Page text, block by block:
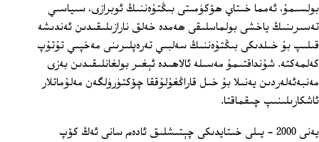
بولسىمۇ، ئەمما خىتاي ھۆكۈمىتى بىڭتۇەننىڭ ئوبرازى، سىياسىي
تەسىرىنىڭ ياخشى بولماسلىقى ھەمدە خەلق نارازىلىقىدىن ئەندىشە
قىلىپ بۇ خىلدىكى بىڭتۇەننىڭ سەلبىي تەرەپلىرىنى مەخپىي تۇتۇپ
كەلمەكتە. شۇنداقتىمۇ مەسىلە ئالاھىدە ئېغىر بولغانلىقىدىن بەزى
مەنبەئەلەردىن يەنىلا بۇ خىل قاراڭغۇلۇققا چۆكتۈرۈلگەن مەلۇماتلار
ئاشكارىلىنىپ چىقماقتا.
يەنى 2000 - يىلى خىتايدىكى چېتىشلىق ئادەم سانى ئەڭ كۆپ